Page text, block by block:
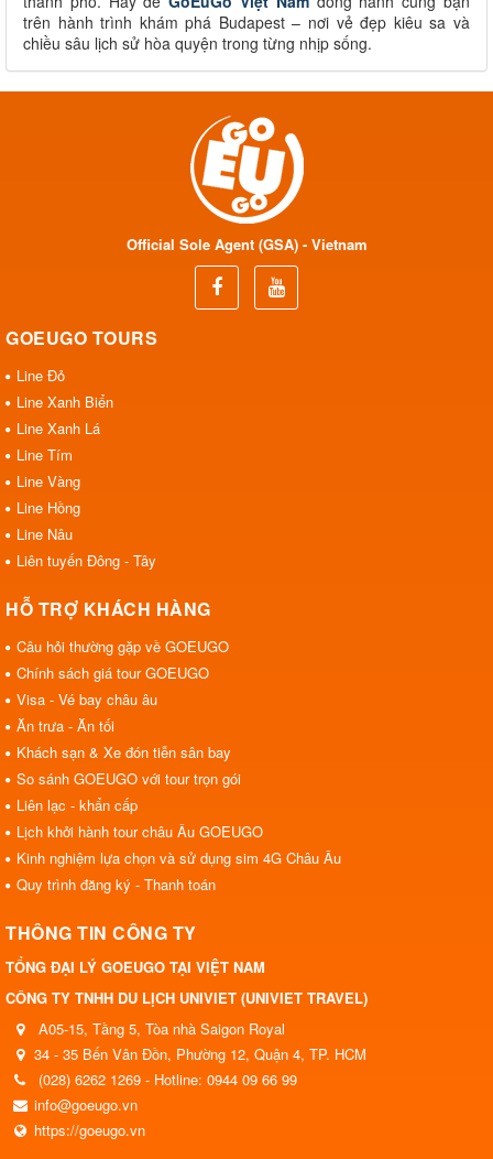
trên hành trình khám phá Budapest – nơi vẻ đẹp kiêu sa và
chiều sâu lịch sử hòa quyện trong từng nhịp sống.
Official Sole Agent (GSA) - Vietnam
GOEUGO TOURS
Line Đỏ
Line Xanh Biển
Line Xanh Lá
Line Tím
Line Vàng
Line Hồng
Line Nâu
Liên tuyến Đông - Tây
HỖ TRỢ KHÁCH HÀNG
Câu hỏi thường gặp về GOEUGO
Chính sách giá tour GOEUGO
Visa - Vé bay châu âu
Ăn trưa - Ăn tối
Khách sạn & Xe đón tiễn sân bay
So sánh GOEUGO với tour trọn gói
Liên lạc - khẩn cấp
Lịch khởi hành tour châu Âu GOEUGO
Kinh nghiệm lựa chọn và sử dụng sim 4G Châu Âu
Quy trình đăng ký - Thanh toán
THÔNG TIN CÔNG TY
TỔNG ĐẠI LÝ GOEUGO TẠI VIỆT NAM
CÔNG TY TNHH DU LỊCH UNIVIET (UNIVIET TRAVEL)
A05-15, Tầng 5, Tòa nhà Saigon Royal
34 - 35 Bến Vân Đồn, Phường 12, Quận 4, TP. HCM
(028) 6262 1269 - Hotline: 0944 09 66 99
info@goeugo.vn
https://goeugo.vn